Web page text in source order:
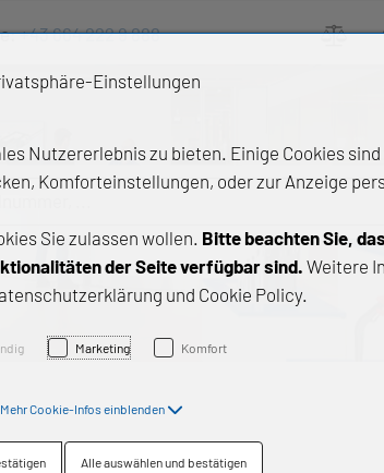
+43 664 222 9 888
Einstellungen
Nutzererlebnis zu bieten. Einige Cookies
Komforteinstellungen, oder zur Anzeige
Sie zulassen wollen. Bitte beachten Sie,
der Seite verfügbar sind. Weitere
und Cookie Policy.
Marketing Komfort
Mehr Cookie-Infos einblenden
Alle auswählen und bestätigen